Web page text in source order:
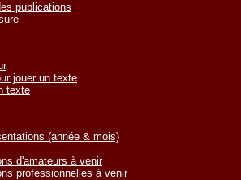
publications
jouer un texte
texte
(année & mois)
d'amateurs à venir
professionnelles à venir